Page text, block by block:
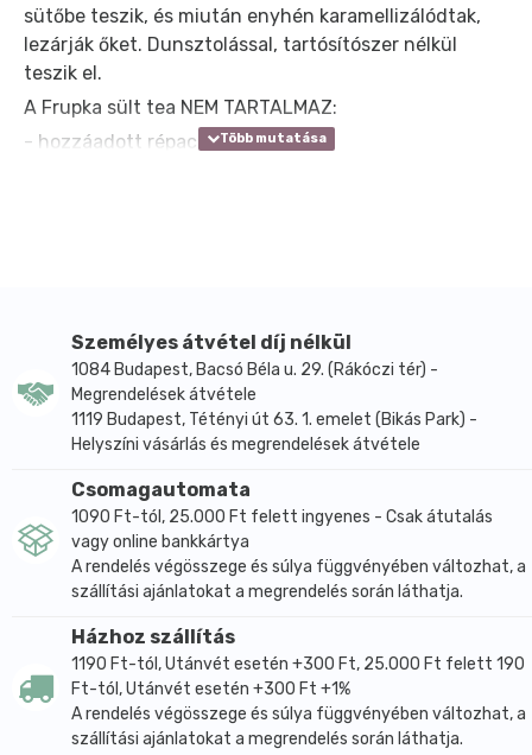
sütőbe teszik, és miután enyhén karamellizálódtak,
lezárják őket. Dunsztolással, tartósítószer nélkül
teszik el.
A Frupka sült tea NEM TARTALMAZ:
- hozzáadott répacukrot;
ízlés szerinti mennyiségű (kb. 2 dl az ajánlott) forró
vagy hideg vízzel kell felönteni, és készen van a
gyümölcsös ital, további ízesítést nem igényel.
Úgy érezhetjük, hogy bűnbe esünk, pedig egy
egészséges italról van szó. A két, önmagában is édes
íz kombinációjával egy hamisítatlanul telt és ütős italt
készíthetünk belőle azokra a napokra, amikor valami
édes csábításra vágyunk. Érdekessége, hogy kitűnően
használható desszertek önteteként is, igazán
azonban forró vízzel felöntve, egy hidegebb napon
mutatja meg erősségeit.
Összetevők: víz, fruktóz, eper, alma, málna, vanília.
ÁTLAGOS TÁPÉRTÉK 100 G TERMÉKBEN:
Személyes átvétel díj nélkül
1084 Budapest, Bacsó Béla u. 29. (Rákóczi tér) -
Megrendelések átvétele
1119 Budapest, Tétényi út 63. 1. emelet (Bikás Park) -
Helyszíni vásárlás és megrendelések átvétele
Csomagautomata
1090 Ft-tól, 25.000 Ft felett ingyenes - Csak átutalás
vagy online bankkártya
A rendelés végösszege és súlya függvényében változhat, a
szállítási ajánlatokat a megrendelés során láthatja.
Házhoz szállítás
1190 Ft-tól, Utánvét esetén +300 Ft, 25.000 Ft felett 190
Ft-tól, Utánvét esetén +300 Ft +1%
A rendelés végösszege és súlya függvényében változhat, a
szállítási ajánlatokat a megrendelés során láthatja.